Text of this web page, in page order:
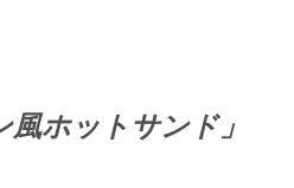
風ホットサンド」